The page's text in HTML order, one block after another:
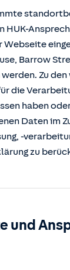
HUK-
Webseite
Barrow
Zu
die
haben
Daten im
-
zu
und